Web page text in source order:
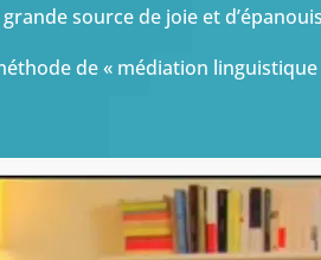
source de joie et
de « médiation linguistique